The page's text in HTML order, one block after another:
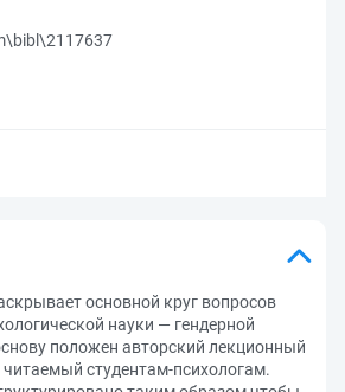
основной круг вопросов
науки — гендерной
положен авторский лекционный
читаемый студентам-психологам.